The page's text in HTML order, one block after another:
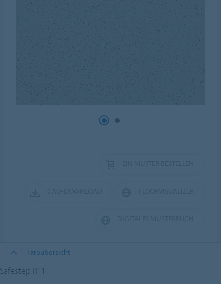
Farbübersicht
Safestep R11